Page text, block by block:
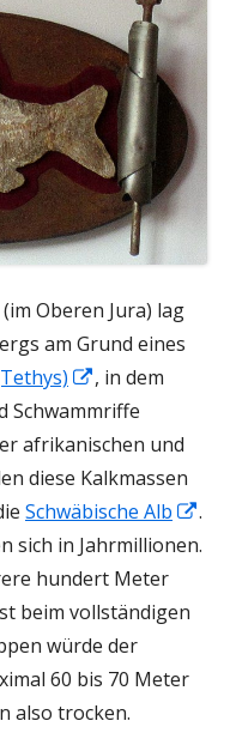
Oberen Jura) lag
am Grund eines
In
neuem
Fenster
öffnen
, in dem
Schwammriffe
afrikanischen und
diese Kalkmassen
Schwäbische Alb
In.
sich in Jahrmillionen.
hundert Meter
beim vollständigen
würde der
60 bis 70 Meter
also trocken.